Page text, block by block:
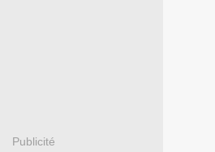
Publicité